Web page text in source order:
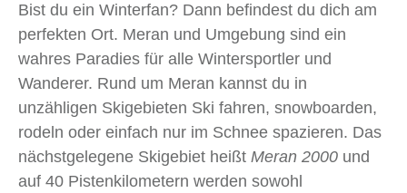
Bist du ein Winterfan? Dann befindest du dich am
perfekten Ort. Meran und Umgebung sind ein
wahres Paradies für alle Wintersportler und
Wanderer. Rund um Meran kannst du in
unzähligen Skigebieten Ski fahren, snowboarden,
rodeln oder einfach nur im Schnee spazieren. Das
nächstgelegene Skigebiet heißt Meran 2000 und
auf 40 Pistenkilometern werden sowohl